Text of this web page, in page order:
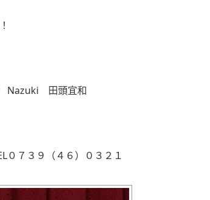
Nazuki 田頭宜和
０７３９（４６）０３２１